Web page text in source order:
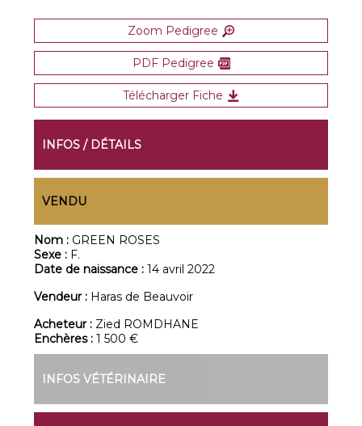
Zoom Pedigree
PDF Pedigree
Télécharger Fiche
INFOS / DÉTAILS
VENDU
Nom : GREEN ROSES
Sexe : F.
Date de naissance :14 avril 2022
Vendeur : Haras de Beauvoir
Acheteur : Zied ROMDHANE
Enchères :1 500 €
INFOS VÉTÉRINAIRE